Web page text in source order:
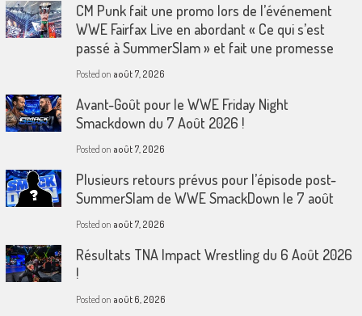
CM Punk fait une promo lors de l’événement
WWE Fairfax Live en abordant « Ce qui s’est
passé à SummerSlam » et fait une promesse
Posted on août 7, 2026
Avant-Goût pour le WWE Friday Night
Smackdown du 7 Août 2026 !
Posted on août 7, 2026
Plusieurs retours prévus pour l’épisode post-
SummerSlam de WWE SmackDown le 7 août
Posted on août 7, 2026
Résultats TNA Impact Wrestling du 6 Août 2026
!
Posted on août 6, 2026